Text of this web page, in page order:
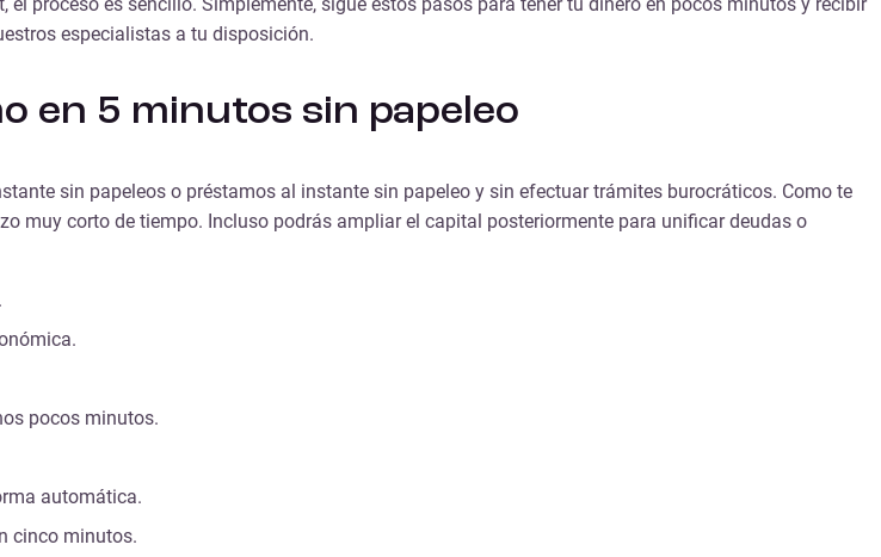
especialistas a tu disposición.
en 5 minutos sin papeleo
sin papeleos o préstamos al instante sin papeleo y sin efectuar trámites burocráticos. Como te
muy corto de tiempo. Incluso podrás ampliar el capital posteriormente para unificar deudas o
pocos minutos.
automática.
cinco minutos.